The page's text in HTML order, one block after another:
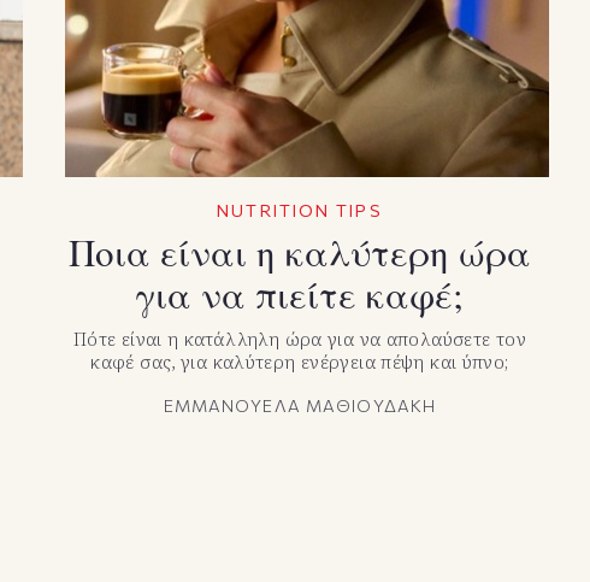
NUTRITION TIPS
Ποια είναι η καλύτερη ώρα
για να πιείτε καφέ;
Πότε είναι η κατάλληλη ώρα για να απολαύσετε τον
καφέ σας, για καλύτερη ενέργεια πέψη και ύπνο;
ΕΜΜΑΝΟΥΕΛΑ ΜΑΘΙΟΥΔΑΚΗ